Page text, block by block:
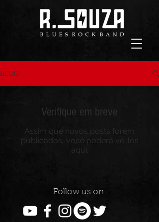
BLOG
Verifique em breve
Assim que novos posts forem
publicados, você poderá vê-los
aqui.
Follow us on: